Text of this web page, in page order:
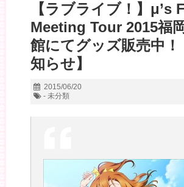
【ラブライブ！】μ’s
Meeting Tour 2015福
館にてグッズ販売中！
知らせ】
2015/06/20
- 未分類